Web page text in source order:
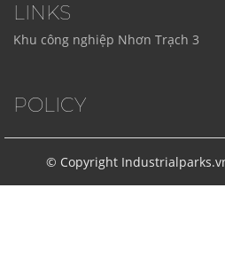
LINKS
Khu công nghiệp Nhơn Trạch 3
POLICY
© Copyright